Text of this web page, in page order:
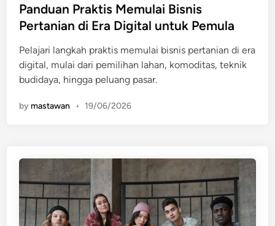
s
t
d
i
n
Panduan Praktis Memulai Bisnis
Pertanian di Era Digital untuk Pemula
Pelajari langkah praktis memulai bisnis pertanian di era
digital, mulai dari pemilihan lahan, komoditas, teknik
budidaya, hingga peluang pasar.
by mastawan • 19/06/2026